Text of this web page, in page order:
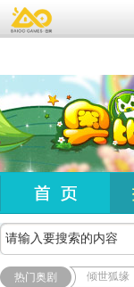
热门奥剧 倾世狐缘